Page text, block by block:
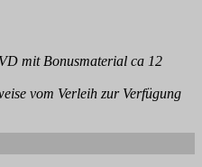
mit Bonusmaterial ca 12
vom Verleih zur Verfügung